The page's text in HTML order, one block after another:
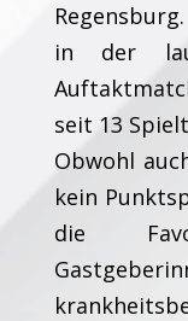
in der
seit 13
Obwohl
kein
die